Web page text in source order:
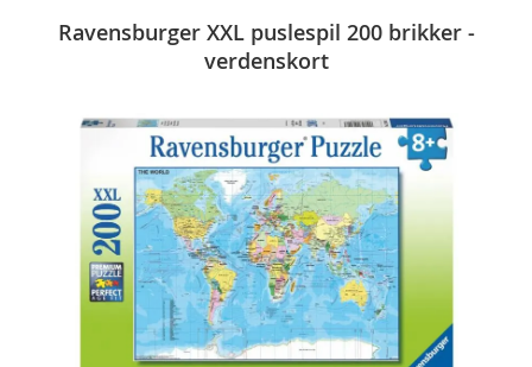
Ravensburger XXL puslespil 200 brikker -
verdenskort